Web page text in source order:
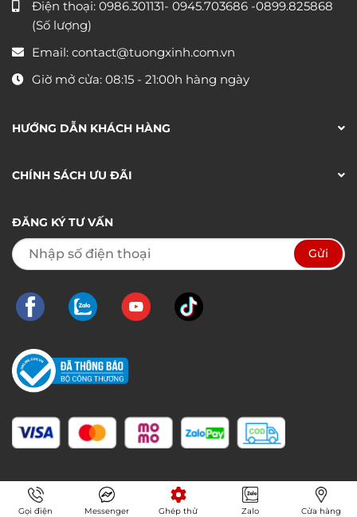
Điện thoại: 0986.301131- 0945.703686 -0899.825868
(Số lượng)
Email: contact@tuongxinh.com.vn
Giờ mở cửa: 08:15 - 21:00h hàng ngày
HƯỚNG DẪN KHÁCH HÀNG
CHÍNH SÁCH ƯU ĐÃI
ĐĂNG KÝ TƯ VẤN
Gọi điện Messenger Ghép thử Zalo Cửa hàng